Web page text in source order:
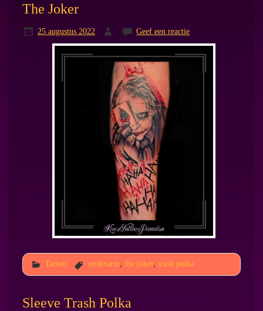
The Joker
25 augustus 2022 Geef een reactie
Tattoo onderarm the joker, trash polka
Sleeve Trash Polka